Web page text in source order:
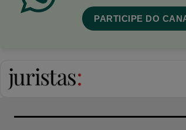
PARTICIPE DO